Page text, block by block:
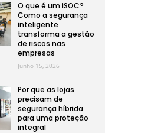
O que é um iSOC?
Como a segurança
inteligente
transforma a gestão
de riscos nas
empresas
Junho 15, 2026
Por que as lojas
precisam de
segurança híbrida
para uma proteção
integral